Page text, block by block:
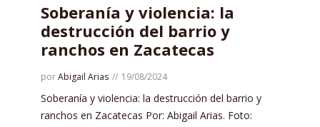
Soberanía y violencia: la
destrucción del barrio y
ranchos en Zacatecas
porAbigail Arias 19/08/2024
Soberanía y violencia: la destrucción del barrio y
ranchos en Zacatecas Por: Abigail Arias. Foto: